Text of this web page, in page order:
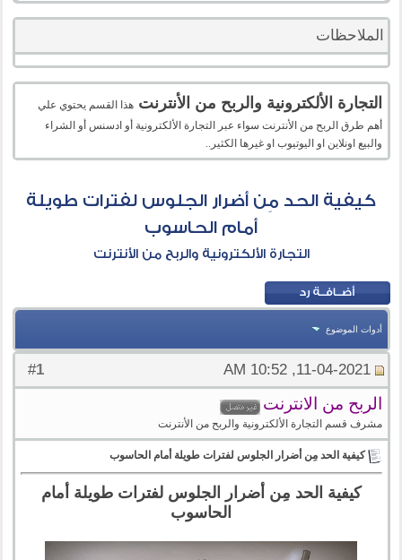
الملاحظات
التجارة الألكترونية والربح من الأنترنت هذا القسم يحتوي علي
أهم طرق الربح من الأنترنت سواء عبر التجارة الألكترونية أو ادسنس أو الشراء
والبيع اونلاين او اليوتيوب او غيرها الكثير..
كيفية الحد مِن أضرار الجلوس لفترات طويلة
أمام الحاسوب
التجارة الألكترونية والربح من الأنترنت
أدوات الموضوع
#
1 11-04-2021, 10:52 AM
الربح من الانترنت
مشرف قسم التجارة الألكترونية والربح من الأنترنت
كيفية الحد مِن أضرار الجلوس لفترات طويلة أمام الحاسوب
كيفية الحد مِن أضرار الجلوس لفترات طويلة أمام
الحاسوب